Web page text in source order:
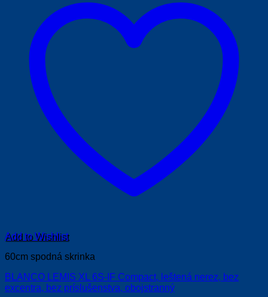
Add to Wishlist
60cm spodná skrinka
BLANCO LEMIS XL 6S-IF Compact, leštená nerez, bez
excentra, bez príslušenstva, obojstranný